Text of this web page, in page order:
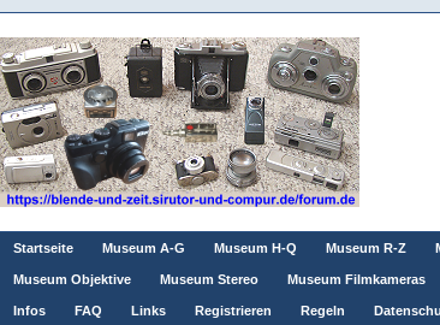
Startseite Museum A-G Museum H-Q Museum R-Z
Museum Objektive Museum Stereo Museum Filmkameras
Infos FAQ Links Registrieren Regeln